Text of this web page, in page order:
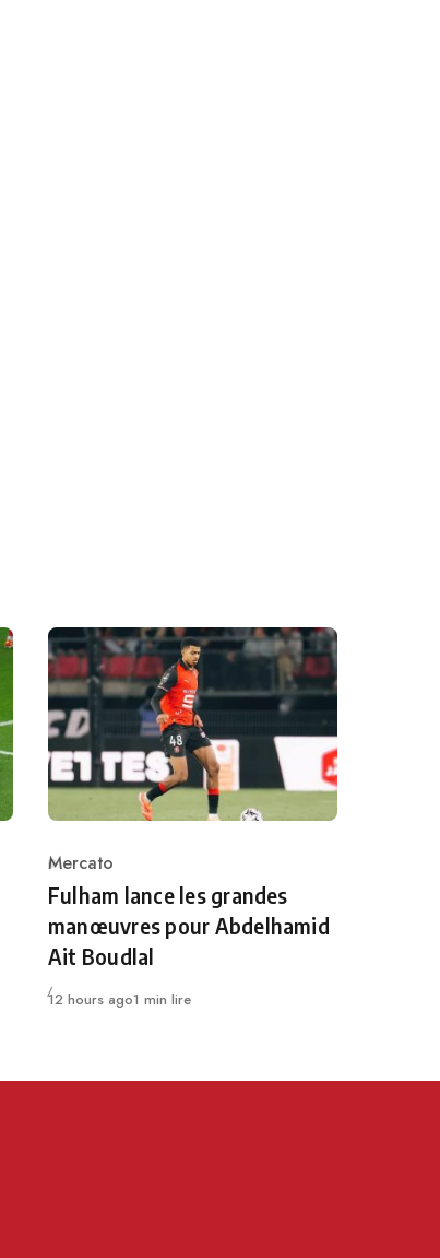
Category
Mercato
Fulham lance les grandes
manœuvres pour Abdelhamid
Ait Boudlal
Publié
12 hours ago1 min lire